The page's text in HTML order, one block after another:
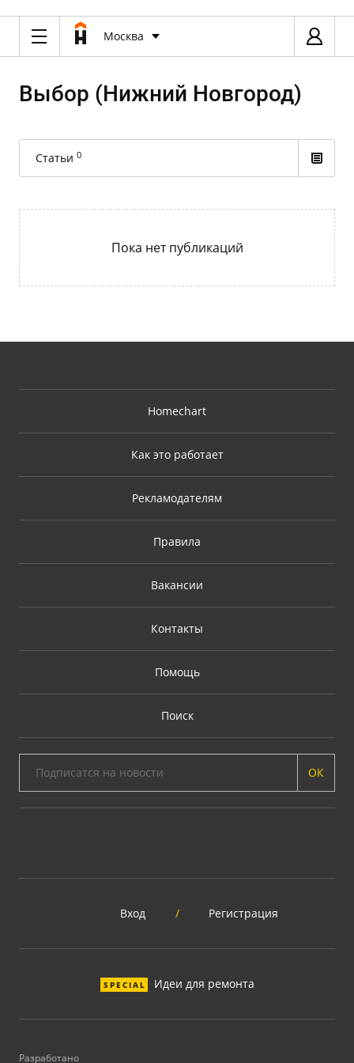
Москва
Выбор (Нижний Новгород)
Статьи 0
Пока нет публикаций
Homechart
Как это работает
Рекламодателям
Правила
Вакансии
Контакты
Помощь
Поиск
ОК
Вход / Регистрация
SPECIAL Идеи для ремонта
Разработано